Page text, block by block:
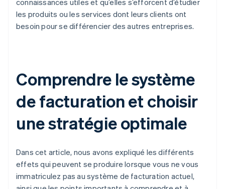
connaissances utiles et qu’elles s’efforcent d’étudier
les produits ou les services dont leurs clients ont
besoin pour se différencier des autres entreprises.
Comprendre le système
de facturation et choisir
une stratégie optimale
Dans cet article, nous avons expliqué les différents
effets qui peuvent se produire lorsque vous ne vous
immatriculez pas au système de facturation actuel,